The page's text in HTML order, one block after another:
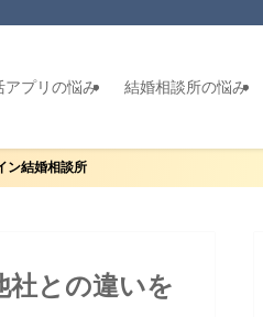
アプリの悩み 結婚相談所の悩み
ン結婚相談所
社との違いを